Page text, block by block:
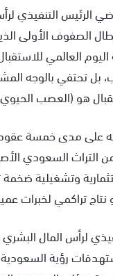
الرئيس
الصفوف الأولى
تحتفي بالوجه
هو (العصب الحيوي)
على مدى خمسة عقود
التراث السعودي
نتاج تراكمي لخبرات
لرأس المال